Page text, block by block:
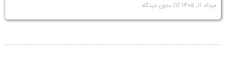
مرداد ۱۱, ۱۴۰۵ بدون دیدگاه